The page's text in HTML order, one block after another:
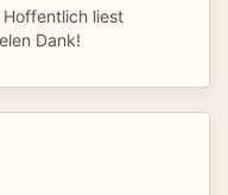
liest
Dank!